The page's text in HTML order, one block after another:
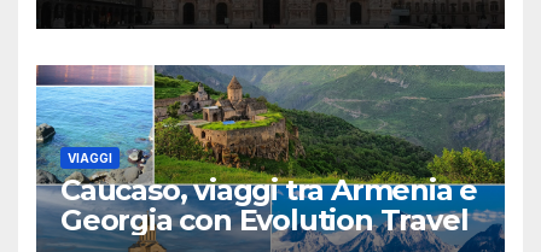
VIAGGI
Caucaso, viaggi tra Armenia e
Georgia con Evolution Travel